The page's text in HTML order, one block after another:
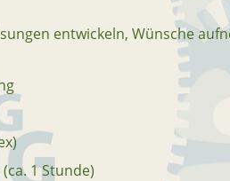
entwickeln, Wünsche
1 Stunde)